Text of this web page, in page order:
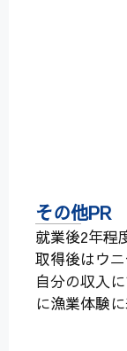
その他PR
就業後2年程
取得後はウ
自分の収入
に漁業体験